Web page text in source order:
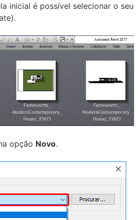
inicial é possível selecionar o seu
opção Novo.